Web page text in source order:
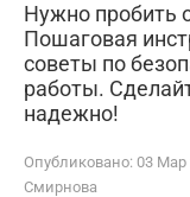
Нужно пробить
Пошаговая
советы по
работы.
надежно!
Опубликовано: 03 Мар
Смирнова